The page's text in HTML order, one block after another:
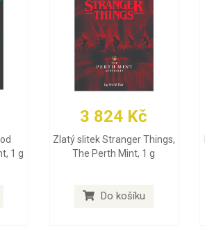
1 g
3 824 Kč
Zlatý slitek Stranger Things,
The Perth Mint, 1 g
Do košíku